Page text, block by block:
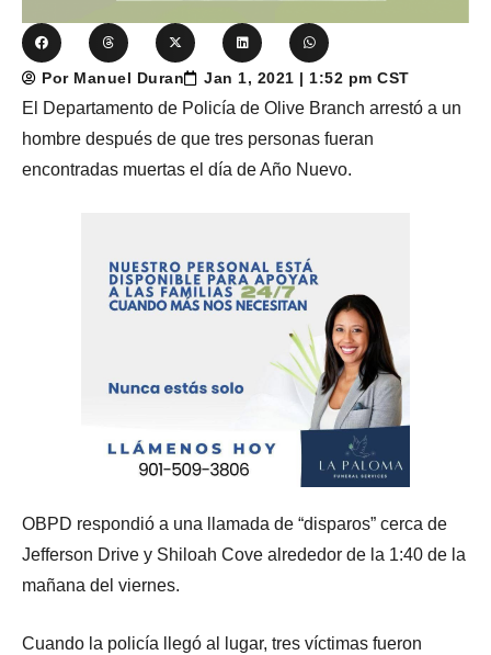
Por Manuel Duran Jan 1, 2021 | 1:52 pm CST
El Departamento de Policía de Olive Branch arrestó a un
hombre después de que tres personas fueran
encontradas muertas el día de Año Nuevo.
OBPD respondió a una llamada de “disparos” cerca de
Jefferson Drive y Shiloah Cove alrededor de la 1:40 de la
mañana del viernes.
Cuando la policía llegó al lugar, tres víctimas fueron